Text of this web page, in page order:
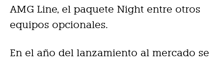
AMG Line, el paquete Night entre otros
equipos opcionales.
En el año del lanzamiento al mercado se